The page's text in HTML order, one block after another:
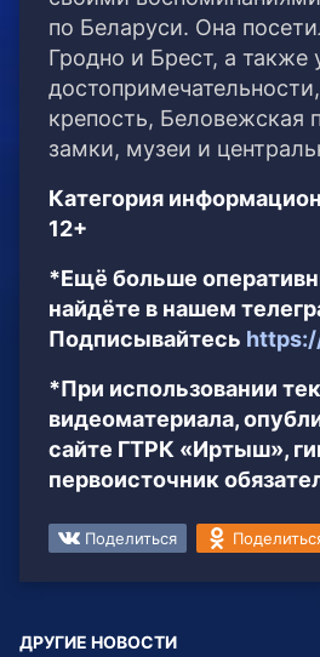
по Беларуси. Она
Гродно и Брест, а также
крепость, Беловежская
замки, музеи и
Категория
12+
*Ещё больше
найдёте в нашем
Подписывайтесь
*При использовании
видеоматериала,
сайте ГТРК «Иртыш»,
первоисточник
Поделиться
ДРУГИЕ НОВОСТИ